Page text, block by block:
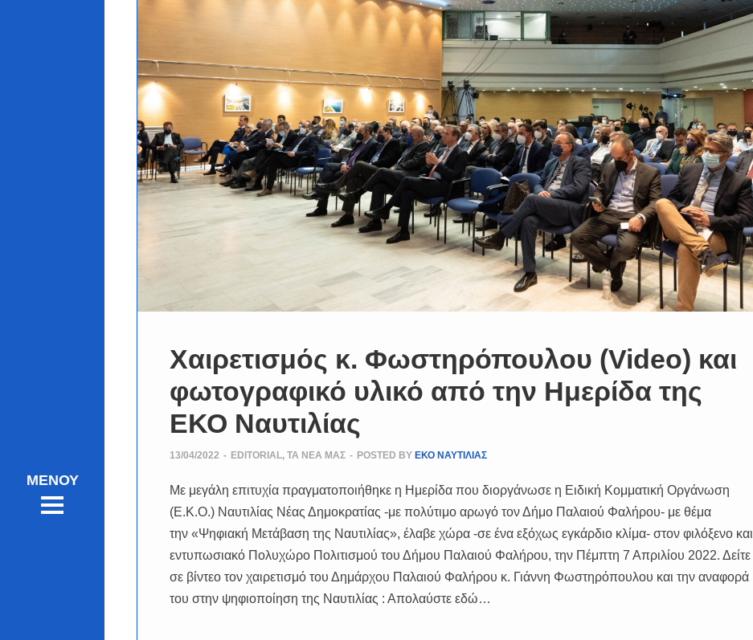
Χαιρετισμός κ. Φωστηρόπουλου (Video) και
φωτογραφικό υλικό από την Ημερίδα της
ΕΚΟ Ναυτιλίας
13/04/2022 - EDITORIAL, ΤΑ ΝΈΑ ΜΑΣ - POSTED BY ΕΚΟ ΝΑΥΤΙΛΙΑΣ
Με μεγάλη επιτυχία πραγματοποιήθηκε η Ημερίδα που διοργάνωσε η Ειδική Κομματική Οργάνωση
(Ε.Κ.Ο.) Ναυτιλίας Νέας Δημοκρατίας -με πολύτιμο αρωγό τον Δήμο Παλαιού Φαλήρου- με θέμα
την «Ψηφιακή Μετάβαση της Ναυτιλίας», έλαβε χώρα -σε ένα εξόχως εγκάρδιο κλίμα- στον φιλόξενο και
εντυπωσιακό Πολυχώρο Πολιτισμού του Δήμου Παλαιού Φαλήρου, την Πέμπτη 7 Απριλίου 2022. Δείτε
σε βίντεο τον χαιρετισμό του Δημάρχου Παλαιού Φαλήρου κ. Γιάννη Φωστηρόπουλου και την αναφορά
του στην ψηφιοποίηση της Ναυτιλίας : Απολαύστε εδώ…